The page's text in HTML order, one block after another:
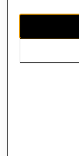
El contenido de esta
propiedad de H&M